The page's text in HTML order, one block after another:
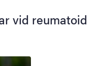
vid reumatoid